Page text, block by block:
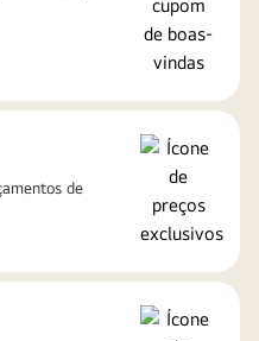
de